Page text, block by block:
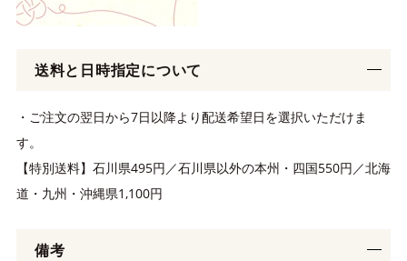
送料と日時指定について
・ご注文の翌日から7日以降より配送希望日を選択いただけま
す。
【特別送料】石川県495円／石川県以外の本州・四国550円／北海
道・九州・沖縄県1,100円
備考